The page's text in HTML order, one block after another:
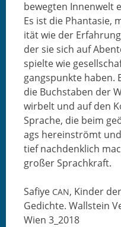
bewegten Innen­welt
Es ist die Phan­tasie,
ität wie der
der sie sich auf
spielte wie
gangspunk­te haben.
die Buch­staben der
wirbelt und auf den
Sprache, die beim
ags here­in­strömt
tief nach­den­klich
großer Sprachkraft.
Safiye CAN, Kinder
Gedichte. Wall­stein
Wien 3_2018